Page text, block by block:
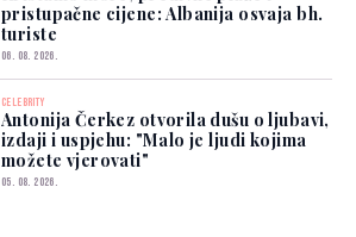
pristupačne cijene: Albanija osvaja bh.
turiste
06. 08. 2026.
CELEBRITY
Antonija Čerkez otvorila dušu o ljubavi,
izdaji i uspjehu: "Malo je ljudi kojima
možete vjerovati"
05. 08. 2026.